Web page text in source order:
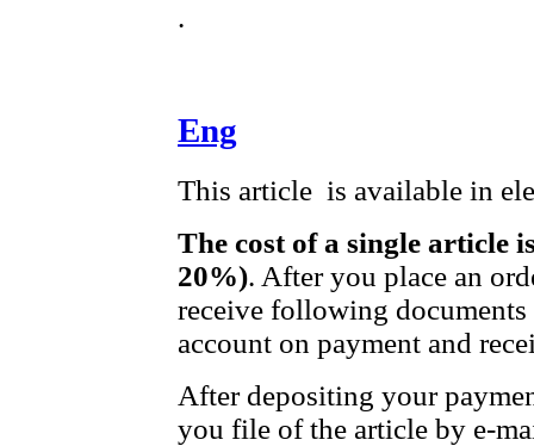
.
Eng
This article is available in
The cost of a single article
20%). After you place an
receive following
account on payment and
After depositing your
you file of the article by e-